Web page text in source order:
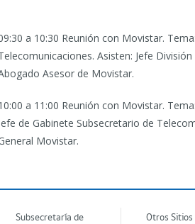
a 10:30 Reunión con Movistar.
Asisten: Jefe
Asesor de Movistar.
a 11:00 Reunión con Movistar.
de Gabinete Subsecretario de
Movistar.
Subsecretaría de
Otros